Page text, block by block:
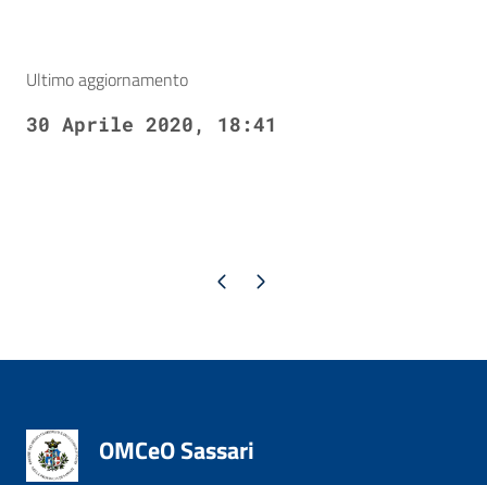
Ultimo aggiornamento
30 Aprile 2020, 18:41
Pagina precedente
Pagina successiva
OMCeO Sassari